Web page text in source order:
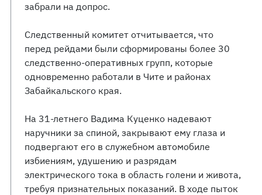
забрали на допрос.
Следственный комитет отчитывается, что
перед рейдами были сформированы более 30
следственно-оперативных групп, которые
одновременно работали в Чите и районах
Забайкальского края.
На 31-летнего Вадима Куценко надевают
наручники за спиной, закрывают ему глаза и
подвергают его в служебном автомобиле
избиениям, удушению и разрядам
электрического тока в область голени и живота,
требуя признательных показаний. В ходе пыток